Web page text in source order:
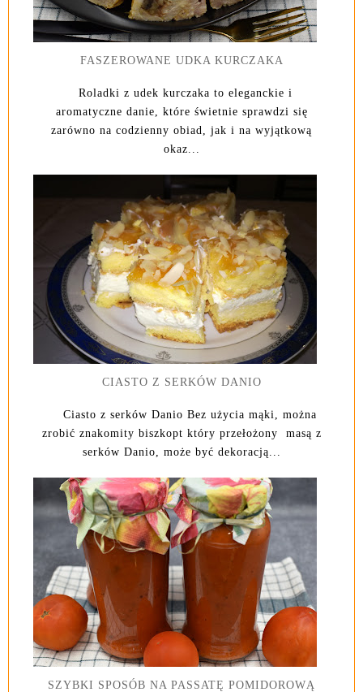
FASZEROWANE UDKA KURCZAKA
Roladki z udek kurczaka to eleganckie i
aromatyczne danie, które świetnie sprawdzi się
zarówno na codzienny obiad, jak i na wyjątkową
okaz...
CIASTO Z SERKÓW DANIO
Ciasto z serków Danio Bez użycia mąki, można
zrobić znakomity biszkopt który przełożony masą z
serków Danio, może być dekoracją...
SZYBKI SPOSÓB NA PASSATĘ POMIDOROWĄ